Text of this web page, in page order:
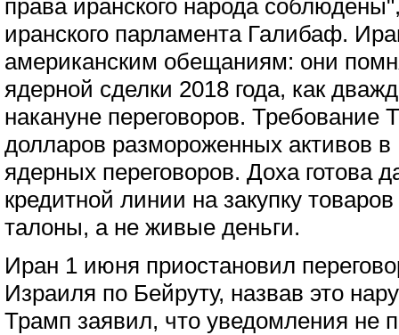
права иранского народа
иранского парламента Галибаф.
американским обещаниям: они
ядерной сделки 2018 года, как
накануне переговоров. Требование
долларов размороженных активов в
ядерных переговоров. Доха готова
кредитной линии на закупку
талоны, а не живые деньги.
Иран 1 июня приостановил
Израиля по Бейруту, назвав это
Трамп заявил, что уведомления не